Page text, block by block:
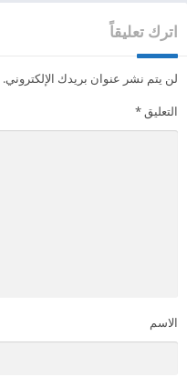
اترك تعليقاً
لن يتم نشر عنوان بريدك الإلكتروني.
التعليق*
الاسم